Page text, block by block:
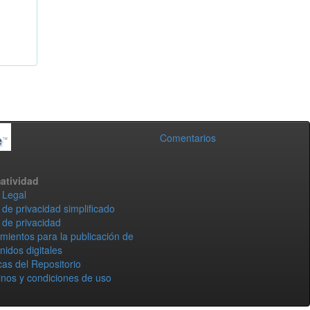
Comentarios
privacidad simplificado
privacidad
para la publicación de
digitales
del Repositorio
y condiciones de uso